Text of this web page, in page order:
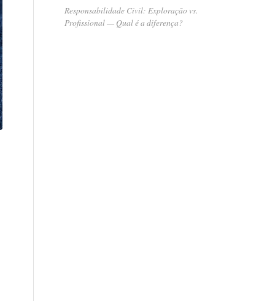
Responsabilidade Civil: Exploração vs.
Profissional — Qual é a diferença?